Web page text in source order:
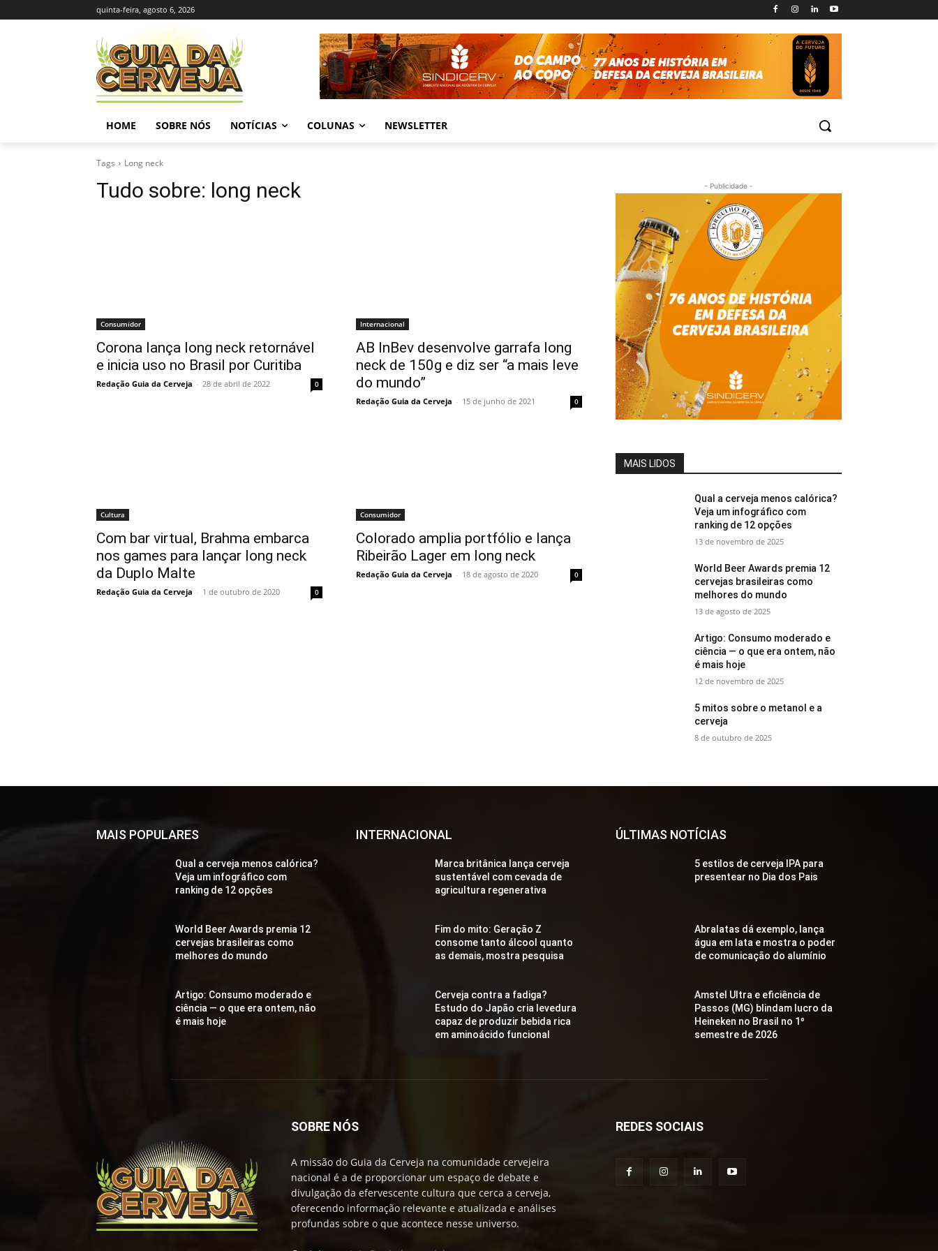
quinta-feira, agosto 6, 2026
HOME SOBRE NÓS NOTÍCIAS COLUNAS NEWSLETTER
Tags Long neck
Tudo sobre: long neck
Consumidor
Corona lança long neck retornável
e inicia uso no Brasil por Curitiba
Redação Guia da Cerveja - 28 de abril de 2022 0
Internacional
AB InBev desenvolve garrafa long
neck de 150g e diz ser “a mais leve
do mundo”
Redação Guia da Cerveja - 15 de junho de 2021 0
Cultura
Com bar virtual, Brahma embarca
nos games para lançar long neck
da Duplo Malte
Redação Guia da Cerveja - 1 de outubro de 2020 0
Consumidor
Colorado amplia portfólio e lança
Ribeirão Lager em long neck
Redação Guia da Cerveja - 18 de agosto de 2020 0
- Publicidade -
MAIS LIDOS
Qual a cerveja menos calórica?
Veja um infográfico com
ranking de 12 opções
13 de novembro de 2025
World Beer Awards premia 12
cervejas brasileiras como
melhores do mundo
13 de agosto de 2025
Artigo: Consumo moderado e
ciência — o que era ontem, não
é mais hoje
12 de novembro de 2025
5 mitos sobre o metanol e a
cerveja
8 de outubro de 2025
MAIS POPULARES
Qual a cerveja menos calórica?
Veja um infográfico com
ranking de 12 opções
World Beer Awards premia 12
cervejas brasileiras como
melhores do mundo
Artigo: Consumo moderado e
ciência — o que era ontem, não
é mais hoje
INTERNACIONAL
Marca britânica lança cerveja
sustentável com cevada de
agricultura regenerativa
Fim do mito: Geração Z
consome tanto álcool quanto
as demais, mostra pesquisa
Cerveja contra a fadiga?
Estudo do Japão cria levedura
capaz de produzir bebida rica
em aminoácido funcional
ÚLTIMAS NOTÍCIAS
5 estilos de cerveja IPA para
presentear no Dia dos Pais
Abralatas dá exemplo, lança
água em lata e mostra o poder
de comunicação do alumínio
Amstel Ultra e eficiência de
Passos (MG) blindam lucro da
Heineken no Brasil no 1º
semestre de 2026
SOBRE NÓS
A missão do Guia da Cerveja na comunidade cervejeira
nacional é a de proporcionar um espaço de debate e
divulgação da efervescente cultura que cerca a cerveja,
oferecendo informação relevante e atualizada e análises
profundas sobre o que acontece nesse universo.
REDES SOCIAIS